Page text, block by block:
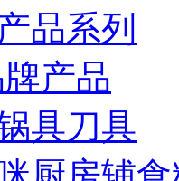
品系列
产品
具刀具